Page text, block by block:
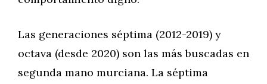
Las generaciones séptima (2012-2019) y
octava (desde 2020) son las más buscadas en
segunda mano murciana. La séptima